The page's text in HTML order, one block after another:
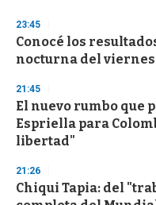
s
e
c
o
d
s
23:45
Conocé los
nocturna del viernes
21:45
El nuevo rumbo que
Espriella para
libertad"
21:26
Chiqui Tapia: del